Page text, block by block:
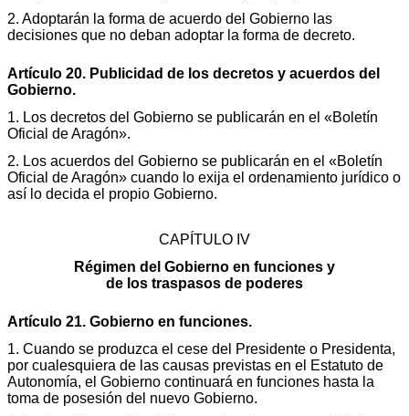
2. Adoptarán la forma de acuerdo del Gobierno las
decisiones que no deban adoptar la forma de decreto.
Artículo 20. Publicidad de los decretos y acuerdos del
Gobierno.
1. Los decretos del Gobierno se publicarán en el «Boletín
Oficial de Aragón».
2. Los acuerdos del Gobierno se publicarán en el «Boletín
Oficial de Aragón» cuando lo exija el ordenamiento jurídico o
así lo decida el propio Gobierno.
CAPÍTULO IV
Régimen del Gobierno en funciones y
de los traspasos de poderes
Artículo 21. Gobierno en funciones.
1. Cuando se produzca el cese del Presidente o Presidenta,
por cualesquiera de las causas previstas en el Estatuto de
Autonomía, el Gobierno continuará en funciones hasta la
toma de posesión del nuevo Gobierno.